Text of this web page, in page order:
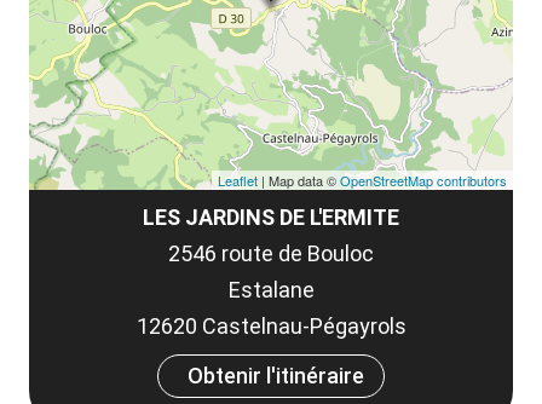
LES JARDINS DE L'ERMITE
2546 route de Bouloc
Estalane
12620 Castelnau-Pégayrols
Obtenir l'itinéraire
Leaflet | Map data ©OpenStreetMap contributors